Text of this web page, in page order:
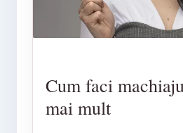
Cum faci
mai mult